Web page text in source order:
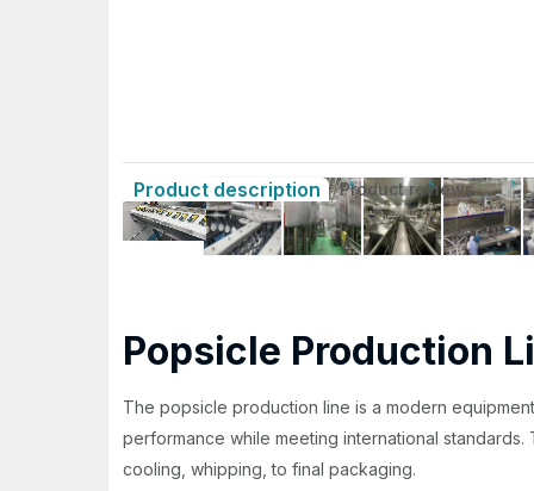
Product description Product reviews
Popsicle Production
The popsicle production line is a modern
performance while meeting international
cooling, whipping, to final packaging.